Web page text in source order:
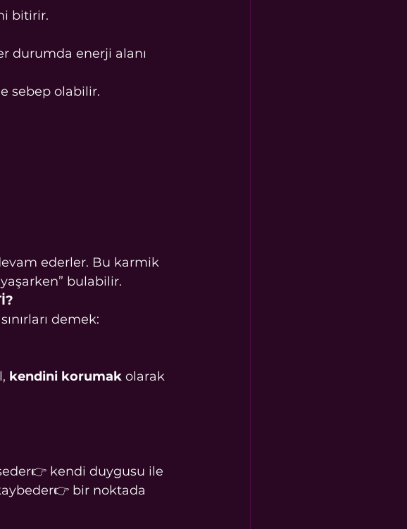
bitirir.
durumda enerji alanı
sebep olabilir.
ederler. Bu karmik
bulabilir.
demek:
kendini korumak olarak
kendi duygusu ile
bir noktada